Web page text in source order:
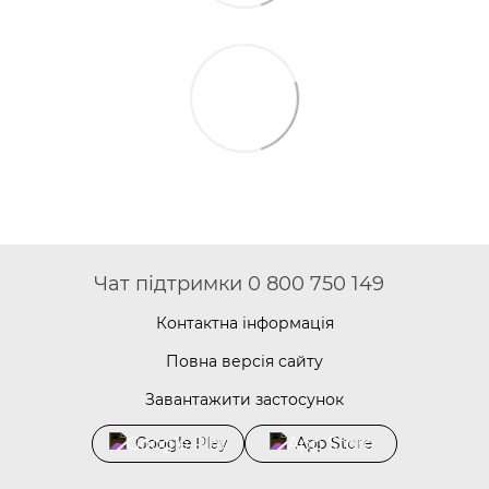
Чат підтримки 0 800 750 149
Контактна інформація
Повна версія сайту
Завантажити застосунок
Google Play App Store